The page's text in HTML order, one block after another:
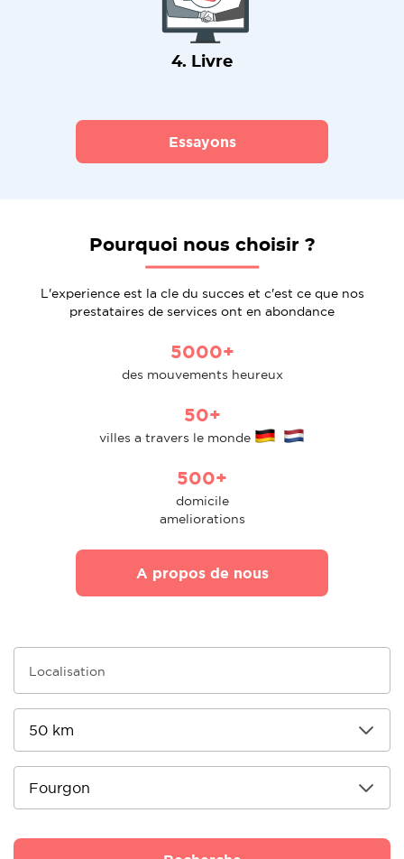
4. Livre
Essayons
Pourquoi nous choisir ?
L'experience est la cle du succes et c'est ce que nos
prestataires de services ont en abondance
5000+
des mouvements heureux
50+
villes a travers le monde
500+
domicile
ameliorations
A propos de nous